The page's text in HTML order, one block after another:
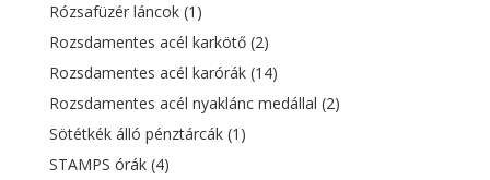
Rózsafüzér láncok (1)
Rozsdamentes acél karkötő (2)
Rozsdamentes acél karórák (14)
Rozsdamentes acél nyaklánc medállal (2)
Sötétkék álló pénztárcák (1)
STAMPS órák (4)